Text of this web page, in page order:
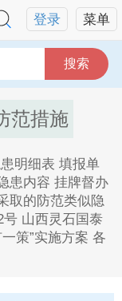
菜单
登录
搜索
范措施
明细表 填报单
患内容 挂牌督办
取的防范类似隐
号 山西灵石国泰
策”实施方案 各
岩煤业有限公司